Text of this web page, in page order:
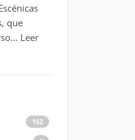
que
Leer
152